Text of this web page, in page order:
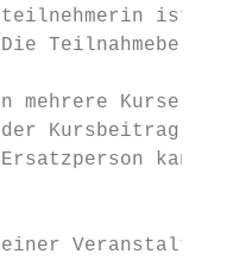
ist
mehrere Kurse
der Kursbeitrag
kann
einer